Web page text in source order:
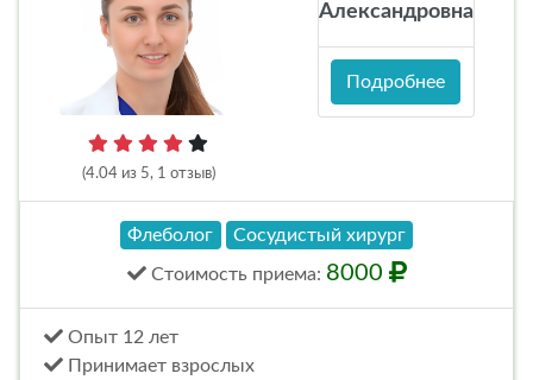
(4.04 из 5, 1 отзыв)
Александровна
Подробнее
Флеболог Сосудистый хирург
Стоимость приема: 8000
Опыт 12 лет
Принимает взрослых